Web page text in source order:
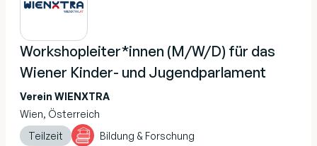
Workshopleiter*innen (M/W/D) für das
Wiener Kinder- und Jugendparlament
Verein WIENXTRA
Wien, Österreich
Teilzeit
Bildung & Forschung